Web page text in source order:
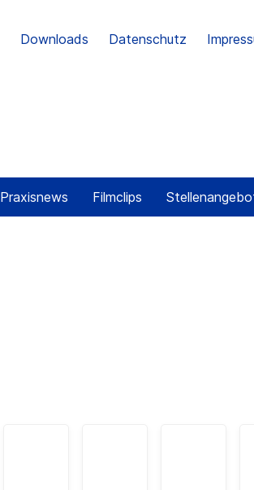
Downloads Datenschutz
Praxisnews Filmclips